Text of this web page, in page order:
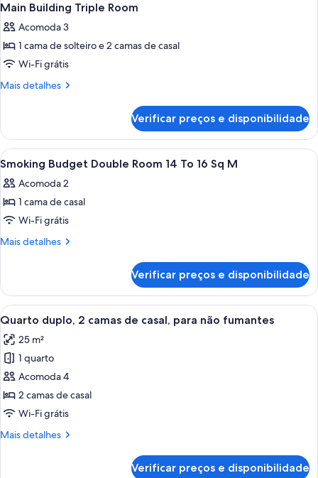
Main Building Triple Room
Acomoda 3
1 cama de solteiro e 2 camas de casal
Wi-Fi grátis
Mais detalhes
Mais
Building
Triple
Room
Verificar preços e disponibilidade
Carrega
todas
as
fotos
de
Smoking
Room
14
To
16
Sq
M
Edredons de pluma, escrivaninha,
1
Smoking Budget Double Room 14 To 16 Sq M
Acomoda 2
1 cama de casal
Wi-Fi grátis
Mais detalhes
Mais
Budget
Double
Room
To
16
Sq
M
Verificar preços e disponibilidade
Carrega
todas
as
fotos
de
Quarto
duplo,
camas
Quarto de hotel com duas camas,
14
Quarto duplo, 2 camas de casal, para não fumantes
25 m²
1 quarto
Acomoda 4
2 camas de casal
Wi-Fi grátis
Mais detalhes
Mais
Verificar preços e disponibilidade